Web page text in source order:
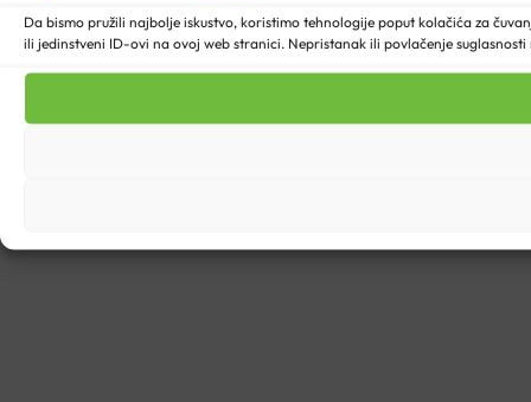
Da bismo pružili najbolje iskustvo, koristimo tehnologije poput kolačića za
ili jedinstveni ID-ovi na ovoj web stranici. Nepristanak ili povlačenje